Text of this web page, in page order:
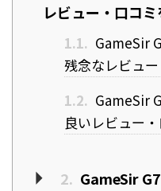
レビュー・口コ
1.1. GameSir
残念なレビュ
1.2. GameSir
良いレビュー
2. GameSir